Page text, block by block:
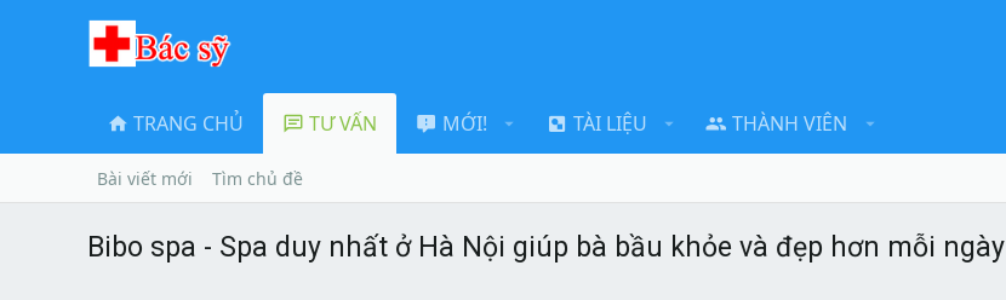
TRANG CHỦ TƯ VẤN MỚI! TÀI LIỆU THÀNH VIÊN
Bài viết mới Tìm chủ đề
Bibo spa - Spa duy nhất ở Hà Nội giúp bà bầu khỏe và đẹp hơn mỗi ngày